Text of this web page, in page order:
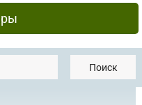
Поиск